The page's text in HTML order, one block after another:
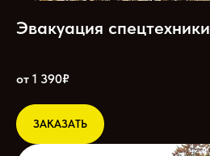
Эвакуация спецтехники
от 1 390₽
ЗАКАЗАТЬ